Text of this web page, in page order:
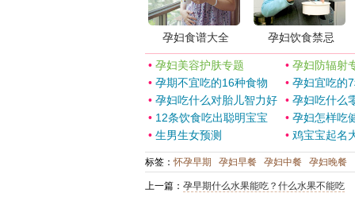
孕妇食谱大全 孕妇饮食禁忌
• 孕妇美容护肤专题 •孕妇防辐射
• 孕期不宜吃的16种食物 •孕妇宜吃的
• 孕妇吃什么对胎儿智力好 •孕妇吃什么
• 12条饮食吃出聪明宝宝 •孕妇怎样吃
• 生男生女预测 •鸡宝宝起名
标签：怀孕早期 孕妇早餐 孕妇中餐 孕妇晚餐
上一篇： 孕早期什么水果能吃？什么水果不能吃